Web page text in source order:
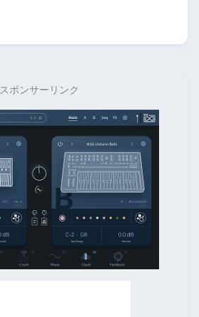
スポンサーリンク